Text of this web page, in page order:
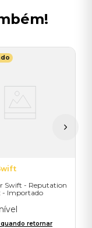
Swift - Reputation
- Importado
retornar